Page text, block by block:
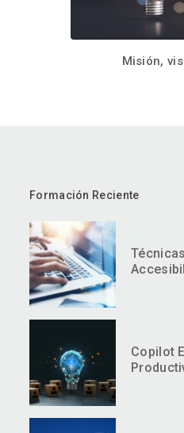
Misión,
Formación Reciente
Copilot